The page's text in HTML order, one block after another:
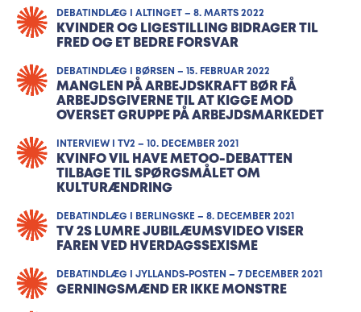
DEBATINDLÆG I ALTINGET – 8. MARTS 2022
KVINDER OG LIGESTILLING BIDRAGER TIL
FRED OG ET BEDRE FORSVAR
DEBATINDLÆG I BØRSEN – 15. FEBRUAR 2022
MANGLEN PÅ ARBEJDS­KRAFT BØR FÅ
ARBEJDS­GI­VERNE TIL AT KIGGE MOD
OVERSET GRUPPE PÅ ARBEJDS­MAR­KEDET
INTERVIEW I TV2 – 10. DECEMBER 2021
KVINFO VIL HAVE METOO-DEBATTEN
TILBAGE TIL SPØRGSMÅLET OM
KULTURÆNDRING
DEBATINDLÆG I BERLINGSKE – 8. DECEMBER 2021
TV 2S LUMRE JUBILÆUMSVIDEO VISER
FAREN VED HVERDAGSSEXISME
DEBATINDLÆG I JYLLANDS-POSTEN – 7 DECEMBER 2021
GERNINGSMÆND ER IKKE MONSTRE